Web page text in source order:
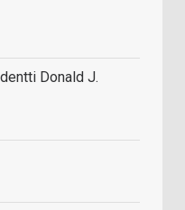
Donald J.